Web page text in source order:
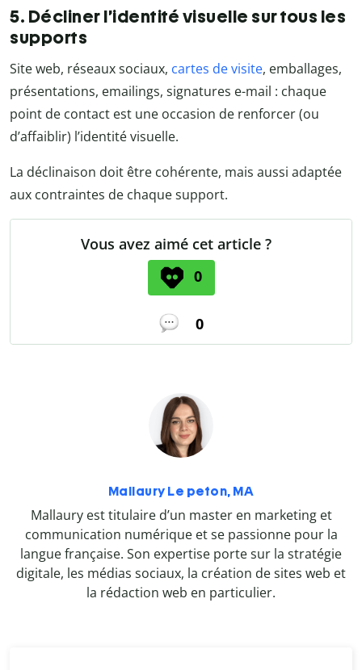
5. Décliner l’identité visuelle sur tous les
supports
Site web, réseaux sociaux, cartes de visite, emballages,
présentations, emailings, signatures e-mail : chaque
point de contact est une occasion de renforcer (ou
d’affaiblir) l’identité visuelle.
La déclinaison doit être cohérente, mais aussi adaptée
aux contraintes de chaque support.
Vous avez aimé cet article ?
0
0
Mallaury Le peton, MA
Mallaury est titulaire d’un master en marketing et
communication numérique et se passionne pour la
langue française. Son expertise porte sur la stratégie
digitale, les médias sociaux, la création de sites web et
la rédaction web en particulier.